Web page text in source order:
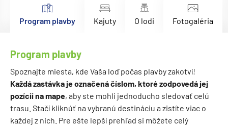
Program plavby Kajuty O lodi Fotogaléria
Program plavby
Spoznajte miesta, kde Vaša loď počas plavby zakotví!
Každá zastávka je označená číslom, ktoré zodpovedá jej
pozícii na mape, aby ste mohli jednoducho sledovať celú
trasu. Stačí kliknúť na vybranú destináciu a zistíte viac o
každej z nich. Pre ešte lepší prehľad si môžete celý